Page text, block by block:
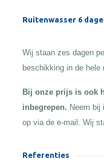
Ruitenwasser 6
Wij staan zes dagen
beschikking in de hele
Bij onze prijs is ook
inbegrepen. Neem bij
op via de e-mail. Wij
Referenties